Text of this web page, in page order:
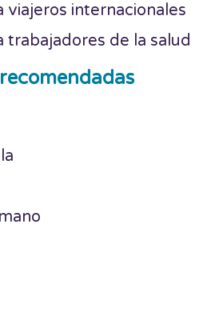
viajeros internacionales
trabajadores de la salud